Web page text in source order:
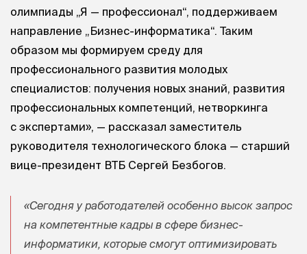
олимпиады „Я — профессионал“, поддерживаем
направление „Бизнес-информатика“. Таким
образом мы формируем среду для
профессионального развития молодых
специалистов: получения новых знаний, развития
профессиональных компетенций, нетворкинга
с экспертами», — рассказал заместитель
руководителя технологического блока — старший
вице-президент ВТБ Сергей Безбогов.
«Сегодня у работодателей особенно высок запрос
на компетентные кадры в сфере бизнес-
информатики, которые смогут оптимизировать